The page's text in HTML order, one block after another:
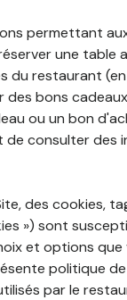
permettant
une table
restaurant (en
bons
ou un bon
de consulter des
des cookies,
») sont
et options que
politique
par le